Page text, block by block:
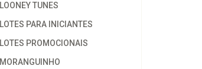
LOONEY TUNES
LOTES PARA INICIANTES
LOTES PROMOCIONAIS
MORANGUINHO